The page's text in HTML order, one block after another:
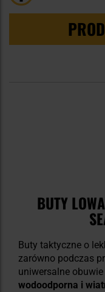
BUTY
Buty taktyczne o
zarówno podczas
uniwersalne
wodoodporna i